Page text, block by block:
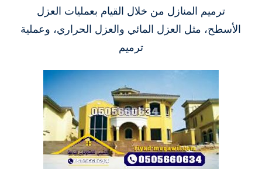
ترميم المنازل من خلال القيام بعمليات العزل
الأسطح، مثل العزل المائي والعزل الحراري، وعملية
ترميم